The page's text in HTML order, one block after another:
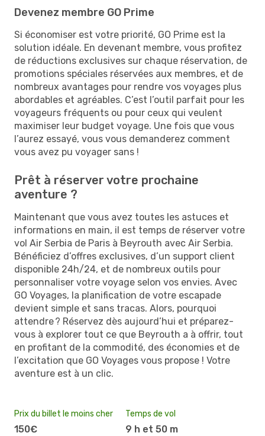
Devenez membre GO Prime
Si économiser est votre priorité, GO Prime est la
solution idéale. En devenant membre, vous profitez
de réductions exclusives sur chaque réservation, de
promotions spéciales réservées aux membres, et de
nombreux avantages pour rendre vos voyages plus
abordables et agréables. C’est l’outil parfait pour les
voyageurs fréquents ou pour ceux qui veulent
maximiser leur budget voyage. Une fois que vous
l’aurez essayé, vous vous demanderez comment
vous avez pu voyager sans !
Prêt à réserver votre prochaine
aventure ?
Maintenant que vous avez toutes les astuces et
informations en main, il est temps de réserver votre
vol Air Serbia de Paris à Beyrouth avec Air Serbia.
Bénéficiez d’offres exclusives, d’un support client
disponible 24h/24, et de nombreux outils pour
personnaliser votre voyage selon vos envies. Avec
GO Voyages, la planification de votre escapade
devient simple et sans tracas. Alors, pourquoi
attendre ? Réservez dès aujourd’hui et préparez-
vous à explorer tout ce que Beyrouth a à offrir, tout
en profitant de la commodité, des économies et de
l’excitation que GO Voyages vous propose ! Votre
aventure est à un clic.
Prix du billet le moins cher
150€
Temps de vol
9 h et 50 m